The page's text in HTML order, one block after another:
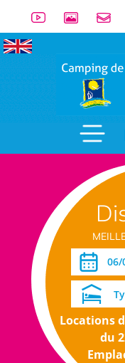
Locations
du